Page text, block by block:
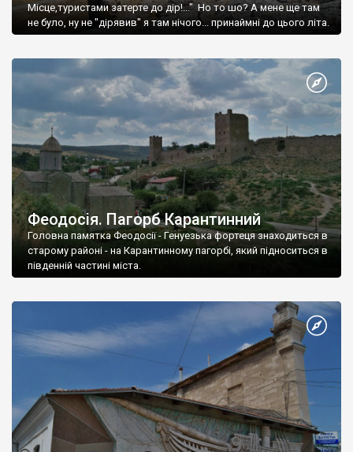
Місце,туристами затерте до дір!..." Но то шо? А мене ще там
не було, ну не "дірявив" я там нічого... принаймні до цього літа.
Феодосія. Пагорб Карантинний
Головна памятка Феодосії - Генуезька фортеця знаходиться в
старому районі - на Карантинному пагорбі, який підноситься в
південній частині міста.